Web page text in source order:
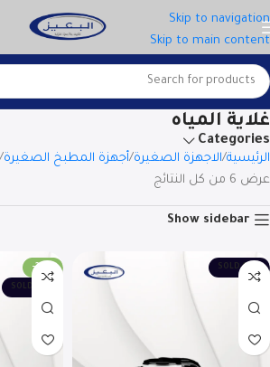
Skip to navigation
Skip to main content
غلاية المياه
Categories
الرئيسية الاجهزة الصغيرة أجهزة المطبخ الصغيرة
عرض ⁦6⁩ من كل النتائج
Show sidebar
SOLD OUT
-30%
SOLD OUT